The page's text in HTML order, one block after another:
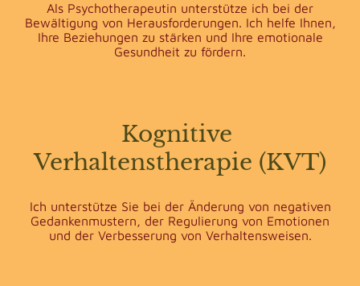
Als Psychotherapeutin unterstütze ich bei der
Bewältigung von Herausforderungen. Ich helfe Ihnen,
Ihre Beziehungen zu stärken und Ihre emotionale
Gesundheit zu fördern.
Kognitive
Verhaltenstherapie (KVT)
Ich unterstütze Sie bei der Änderung von negativen
Gedankenmustern, der Regulierung von Emotionen
und der Verbesserung von Verhaltensweisen.